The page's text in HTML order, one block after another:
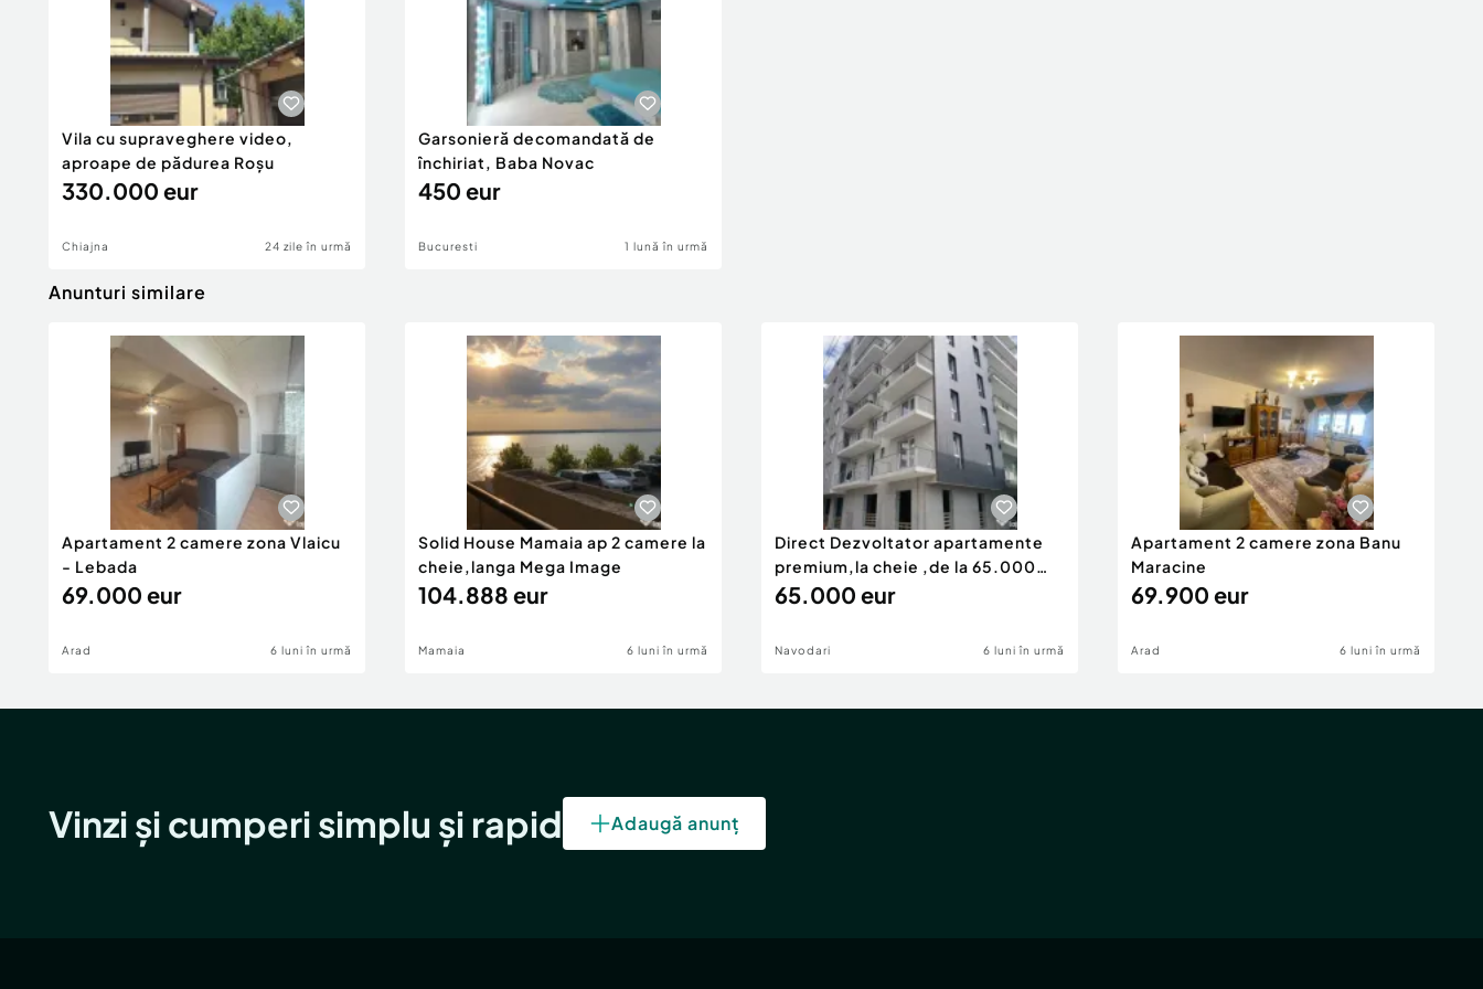
Vila cu supraveghere video,
aproape de pădurea Roșu
330.000 eur
Chiajna 24 zile în urmă
Garsonieră decomandată de
închiriat, Baba Novac
450 eur
Bucuresti 1 lună în urmă
Anunturi similare
Apartament 2 camere zona Vlaicu
- Lebada
69.000 eur
Arad 6 luni în urmă
Solid House Mamaia ap 2 camere la
cheie,langa Mega Image
104.888 eur
Mamaia 6 luni în urmă
Direct Dezvoltator apartamente
premium,la cheie ,de la 65.000
eur
65.000 eur
Navodari 6 luni în urmă
Apartament 2 camere zona Banu
Maracine
69.900 eur
Arad 6 luni în urmă
Vinzi și cumperi simplu și rapid Adaugă anunț